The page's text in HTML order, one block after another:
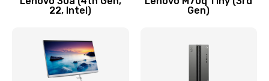
Ремонт элементов корпуса
22, Intel)
Gen)